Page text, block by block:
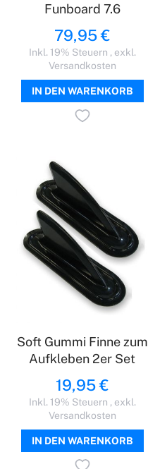
Funboard 7.6
79,95 €
Inkl. 19% Steuern , exkl.
Versandkosten
IN DEN WARENKORB
Soft Gummi Finne zum
Aufkleben 2er Set
19,95 €
Inkl. 19% Steuern , exkl.
Versandkosten
IN DEN WARENKORB